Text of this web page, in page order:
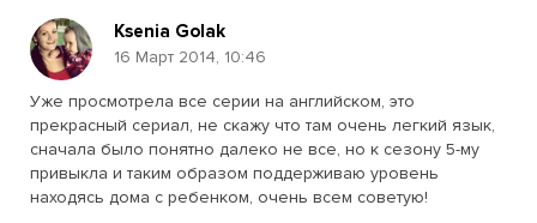
Ksenia Golak
16 Март 2014, 10:46
Уже просмотрела все серии на английском, это
прекрасный сериал, не скажу что там очень легкий язык,
сначала было понятно далеко не все, но к сезону 5-му
привыкла и таким образом поддерживаю уровень
находясь дома с ребенком, очень всем советую!